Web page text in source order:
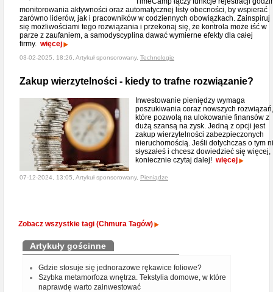
monitorowania aktywności oraz automatycznej listy obecności, by wspierać
zarówno liderów, jak i pracowników w codziennych obowiązkach. Zainspiruj
się możliwościami tego rozwiązania i przekonaj się, że kontrola może iść w
parze z zaufaniem, a samodyscyplina dawać wymierne efekty dla całej
firmy. więcej
03-02-2025, 18:26, Artykuł sponsorowany, Technologie
Zakup wierzytelności - kiedy to trafne rozwiązanie?
Inwestowanie pieniędzy wymaga
poszukiwania coraz nowszych rozwiązań,
które pozwolą na ulokowanie finansów z
dużą szansą na zysk. Jedną z opcji jest
zakup wierzytelności zabezpieczonych
nieruchomością. Jeśli dotychczas o tym
słyszałeś i chcesz dowiedzieć się więcej,
koniecznie czytaj dalej! więcej
07-12-2024, 13:05, Artykuł sponsorowany, Pieniądze
Zobacz wszystkie tagi (Chmura Tagów)
Artykuły gościnne
Gdzie stosuje się jednorazowe rękawice foliowe?
Szybka metamorfoza wnętrza. Tekstylia domowe, w które
naprawdę warto zainwestować